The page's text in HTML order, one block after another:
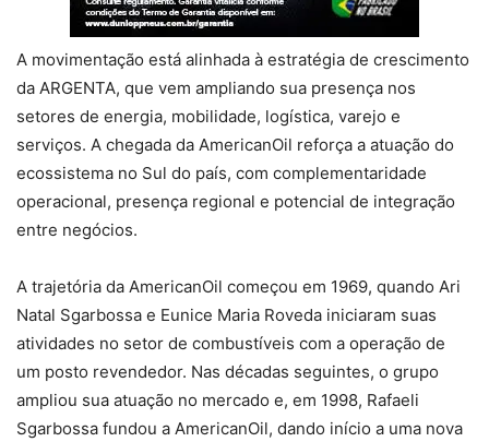
A movimentação está alinhada à estratégia de crescimento
da ARGENTA, que vem ampliando sua presença nos
setores de energia, mobilidade, logística, varejo e
serviços. A chegada da AmericanOil reforça a atuação do
ecossistema no Sul do país, com complementaridade
operacional, presença regional e potencial de integração
entre negócios.
A trajetória da AmericanOil começou em 1969, quando Ari
Natal Sgarbossa e Eunice Maria Roveda iniciaram suas
atividades no setor de combustíveis com a operação de
um posto revendedor. Nas décadas seguintes, o grupo
ampliou sua atuação no mercado e, em 1998, Rafaeli
Sgarbossa fundou a AmericanOil, dando início a uma nova